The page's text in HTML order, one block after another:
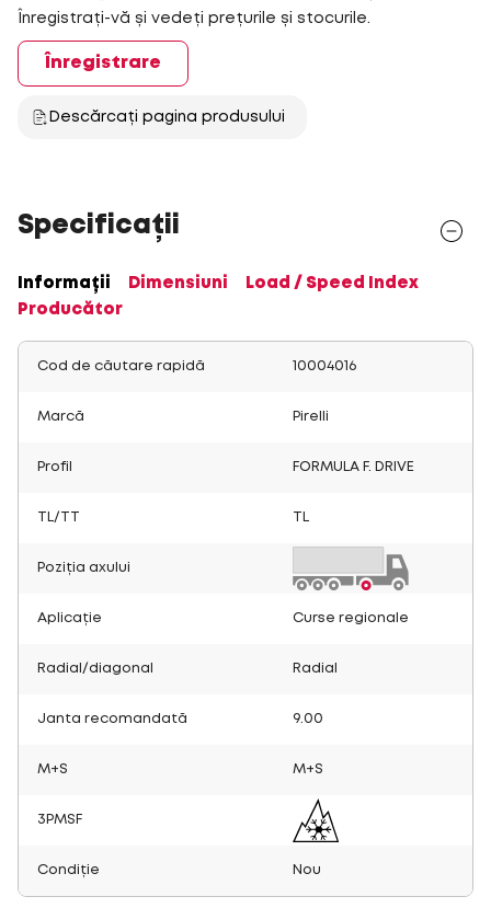
Înregistrați-vă și vedeți prețurile și stocurile.
Înregistrare
Descărcați pagina produsului
Specificații
Informații Dimensiuni
Load / Speed Index
Producător
Cod de căutare rapidă 10004016
Marcă Pirelli
Profil FORMULA F. DRIVE
TL/TT
Poziția axului
Aplicație Curse regionale
Radial/diagonal Radial
Janta recomandată 9.00
M+S M+S
3PMSF
Condiție Nou